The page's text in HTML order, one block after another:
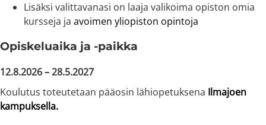
Lisäksi valittavanasi on laaja valikoima opiston omia
kursseja ja avoimen yliopiston opintoja
Opiskeluaika ja -paikka
12.8.2026 –28.5.2027
Koulutus toteutetaan pääosin lähiopetuksena Ilmajoen
kampuksella.